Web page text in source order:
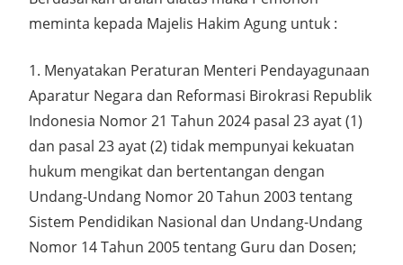
meminta kepada Majelis Hakim Agung untuk :
1. Menyatakan Peraturan Menteri Pendayagunaan
Aparatur Negara dan Reformasi Birokrasi Republik
Indonesia Nomor 21 Tahun 2024 pasal 23 ayat (1)
dan pasal 23 ayat (2) tidak mempunyai kekuatan
hukum mengikat dan bertentangan dengan
Undang-Undang Nomor 20 Tahun 2003 tentang
Sistem Pendidikan Nasional dan Undang-Undang
Nomor 14 Tahun 2005 tentang Guru dan Dosen;